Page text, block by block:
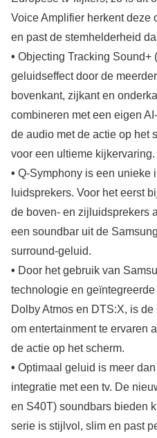
Voice Amplifier herkent deze
en past de stemhelderheid
• Objecting Tracking Sound+
geluidseffect door de
bovenkant, zijkant en
combineren met een eigen
de audio met de actie op het
voor een ultieme kijkervaring.
• Q-Symphony is een unieke
luidsprekers. Voor het eerst
de boven- en zijluidsprekers
een soundbar uit de
surround-geluid.
• Door het gebruik van
technologie en
Dolby Atmos en DTS:X, is
om entertainment te ervaren
de actie op het scherm.
• Optimaal geluid is meer
integratie met een tv. De
en S40T) soundbars bieden
serie is stijlvol, slim en past